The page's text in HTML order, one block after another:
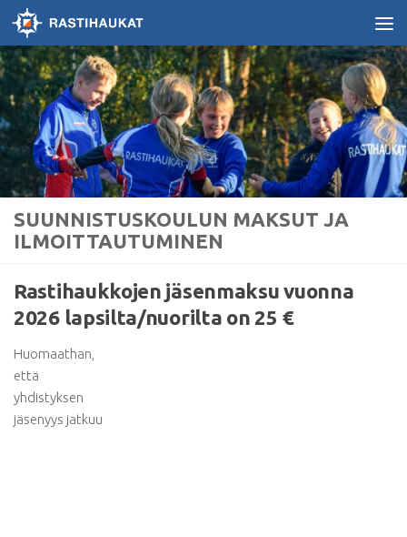
Skip to content
SUUNNISTUSKOULUN MAKSUT JA
ILMOITTAUTUMINEN
Rastihaukkojen jäsenmaksu vuonna
2026 lapsilta/nuorilta on 25 €
Huomaathan,
että
yhdistyksen
jäsenyys jatkuu